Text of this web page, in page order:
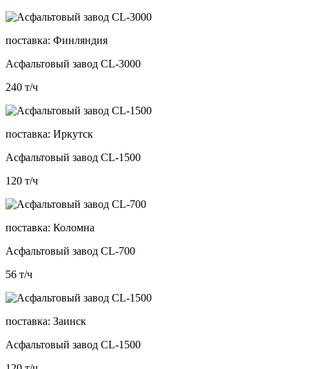
поставка: Финляндия
Асфальтовый завод CL-3000
240 т/ч
поставка: Иркутск
Асфальтовый завод CL-1500
120 т/ч
поставка: Коломна
Асфальтовый завод CL-700
56 т/ч
поставка: Заинск
Асфальтовый завод CL-1500